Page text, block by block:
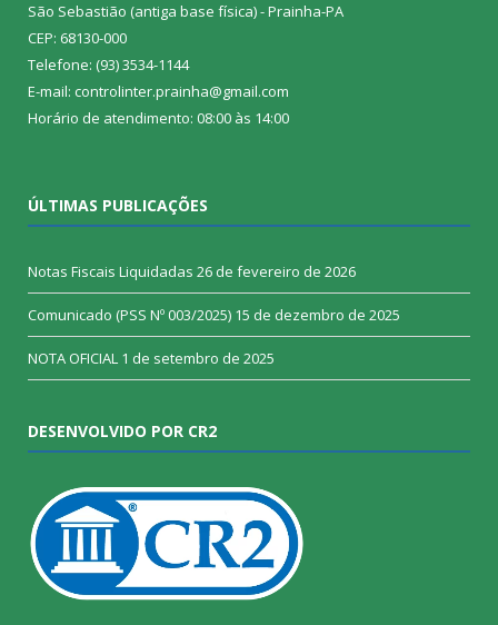
São Sebastião (antiga base física) - Prainha-PA
CEP: 68130-000
Telefone: (93) 3534-1144
E-mail: controlinter.prainha@gmail.com
Horário de atendimento: 08:00 às 14:00
ÚLTIMAS PUBLICAÇÕES
Notas Fiscais Liquidadas 26 de fevereiro de 2026
Comunicado (PSS Nº 003/2025) 15 de dezembro de 2025
NOTA OFICIAL 1 de setembro de 2025
DESENVOLVIDO POR CR2